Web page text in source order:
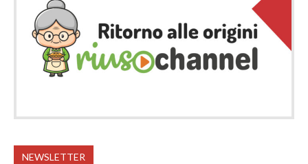
NEWSLETTER